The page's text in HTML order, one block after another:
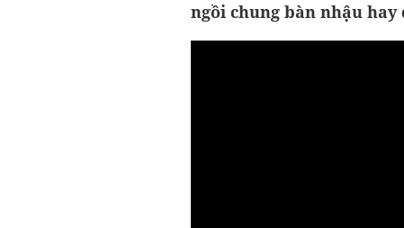
ngồi chung bàn nhậu